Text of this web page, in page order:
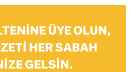
ÜYE OLUN,
HER SABAH
GELSIN.